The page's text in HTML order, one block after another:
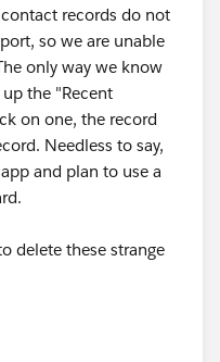
records do not
so we are unable
only way we know
the "Recent
on one, the record
Needless to say,
and plan to use a
delete these strange